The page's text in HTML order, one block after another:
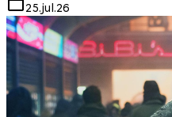
25.jul.26